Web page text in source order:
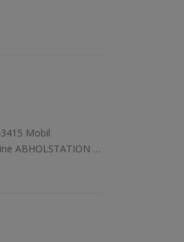
Mobil
ABHOLSTATION …